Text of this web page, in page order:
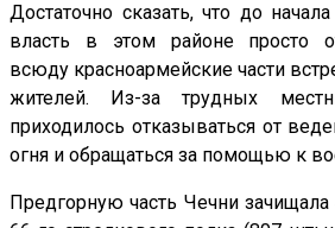
Достаточно сказать, что до
власть в этом районе просто
всюду красноармейские части
жителей. Из-за трудных
приходилось отказываться от
огня и обращаться за помощью к
Предгорную часть Чечни зачищала